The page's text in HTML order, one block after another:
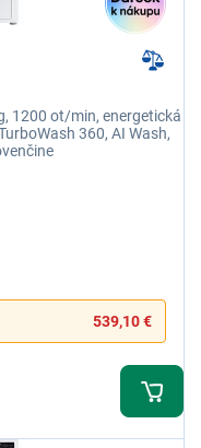
1200 ot/min, energetická
360, AI Wash,
539,10 €